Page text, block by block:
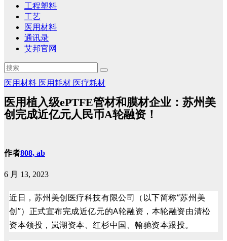
工程塑料
工艺
医用材料
通讯录
艾邦官网
医用材料 医用耗材 医疗耗材
医用植入级ePTFE管材和膜材企业：苏州美
创完成近亿元人民币A轮融资！
作者808, ab
6 月 13, 2023
近日，苏州美创医疗科技有限公司（以下简称“苏州美
创”）正式宣布完成近亿元的A轮融资，本轮融资由清松
资本领投，岚湖资本、红杉中国、翰驰资本跟投。